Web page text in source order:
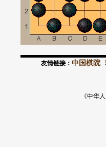
友情链接： 中国棋院
《中华